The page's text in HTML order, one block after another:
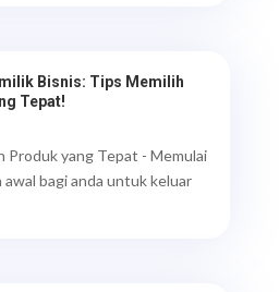
Bisnis: Tips Memilih
Tepat!
Produk yang Tepat - Memulai
awal bagi anda untuk keluar